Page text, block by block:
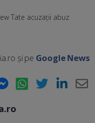
Tate acuzații abuz
și pe Google News
Messenger WhatsApp Twitter LinkedIn